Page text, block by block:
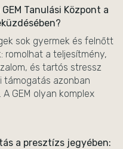
Tanulási Központ a
sok gyermek és felnőtt
romolhat a teljesítmény,
és tartós stressz
támogatás azonban
GEM olyan komplex
a presztízs jegyében: